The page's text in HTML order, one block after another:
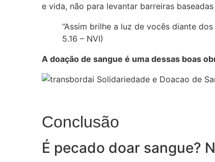
e vida, não para levantar barreiras
“Assim brilhe a luz de vocês diante
5.16 – NVI)
A doação de sangue é uma dessas boas
Conclusão
É pecado doar sangue?